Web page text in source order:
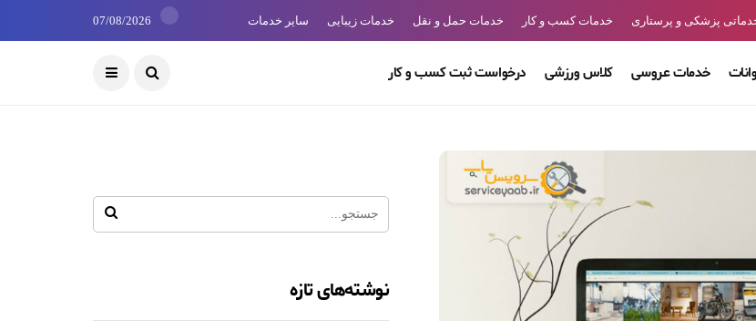
پزشکی و پرستاری خدمات کسب و کار خدمات حمل و نقل خدمات زیبایی سایر خدمات 07/08/2026
خدمات عروسی کلاس ورزشی درخواست ثبت کسب و کار
نوشته‌های تازه